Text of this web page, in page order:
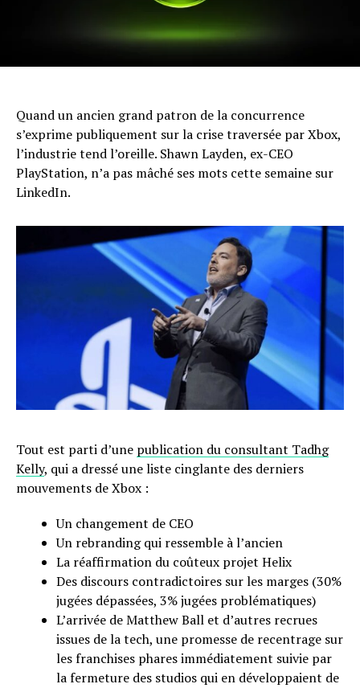
Quand un ancien grand patron de la concurrence
s’exprime publiquement sur la crise traversée par Xbox,
l’industrie tend l’oreille. Shawn Layden, ex-CEO
PlayStation, n’a pas mâché ses mots cette semaine sur
LinkedIn.
Tout est parti d’une publication du consultant Tadhg
Kelly, qui a dressé une liste cinglante des derniers
mouvements de Xbox :
Un changement de CEO
Un rebranding qui ressemble à l’ancien
La réaffirmation du coûteux projet Helix
Des discours contradictoires sur les marges (30%
jugées dépassées, 3% jugées problématiques)
L’arrivée de Matthew Ball et d’autres recrues
issues de la tech, une promesse de recentrage sur
les franchises phares immédiatement suivie par
la fermeture des studios qui en développaient de